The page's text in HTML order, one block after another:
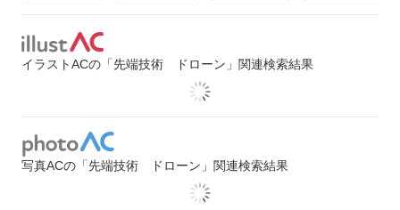
イラストACの「先端技術 ドローン」関連検索結果
写真ACの「先端技術 ドローン」関連検索結果